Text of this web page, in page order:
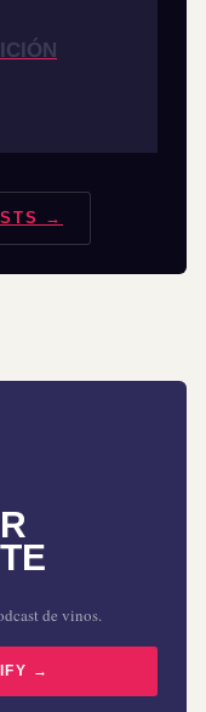
→
de vinos.
→